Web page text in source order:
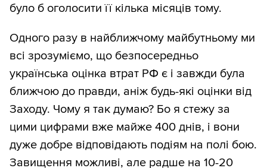
було б оголосити її кілька місяців тому.
Одного разу в найближчому майбутньому ми
всі зрозуміємо, що безпосередньо
українська оцінка втрат РФ є і завжди була
ближчою до правди, аніж будь-які оцінки від
Заходу. Чому я так думаю? Бо я стежу за
цими цифрами вже майже 400 днів, і вони
дуже добре відповідають подіям на полі бою.
Завищення можливі, але радше на 10-20